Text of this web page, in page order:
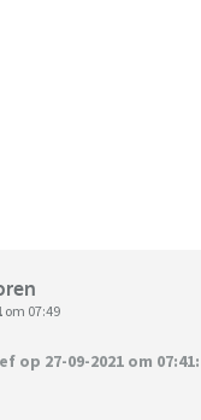
om 07:49
op 27-09-2021 om 07:41: